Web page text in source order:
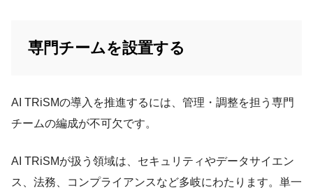
専門チームを設置する
AI TRiSMの導入を推進するには、管理・調整を担う専門
チームの編成が不可欠です。
AI TRiSMが扱う領域は、セキュリティやデータサイエン
ス、法務、コンプライアンスなど多岐にわたります。単一